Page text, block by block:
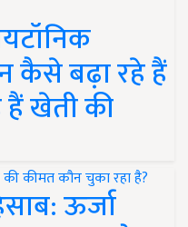
कैसे बढ़ा रहे हैं
हैं खेती की
ऊर्जा